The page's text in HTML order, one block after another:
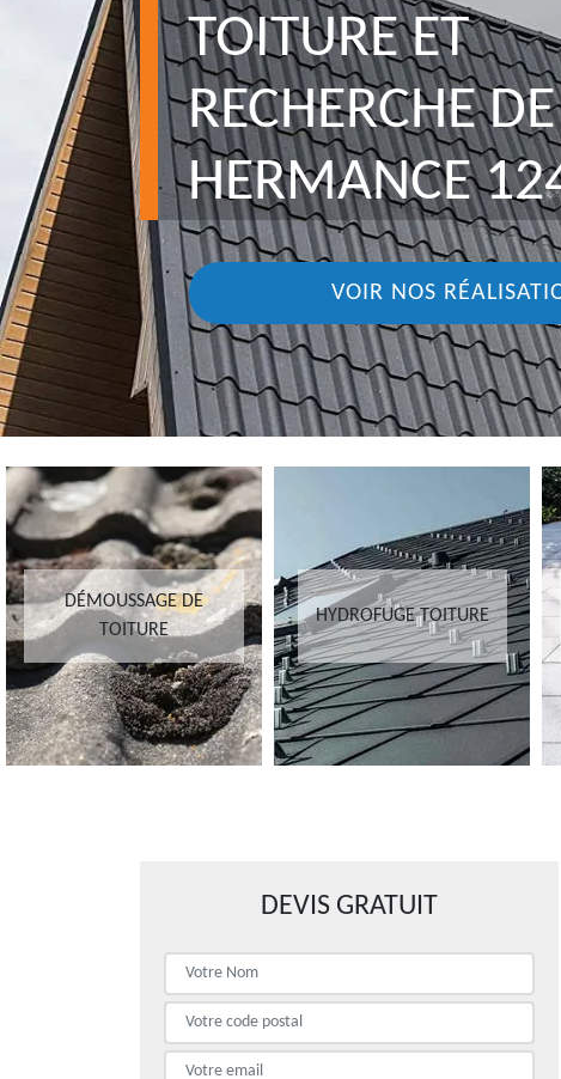
TOITURE ET
RECHERCHE
HERMANCE
VOIR NOS
DÉMOUSSAGE DE
TOITURE
HYDROFUGE TOITURE
DEVIS GRATUIT